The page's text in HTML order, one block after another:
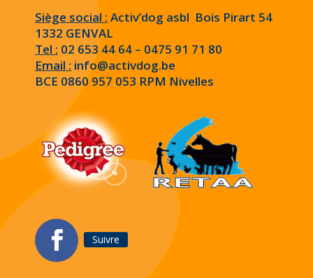
Siège social : Activ’dog asbl Bois Pirart 54
1332 GENVAL
Tel : 02 653 44 64 – 0475 91 71 80
Email : info@activdog.be
BCE 0860 957 053 RPM Nivelles
Suivre